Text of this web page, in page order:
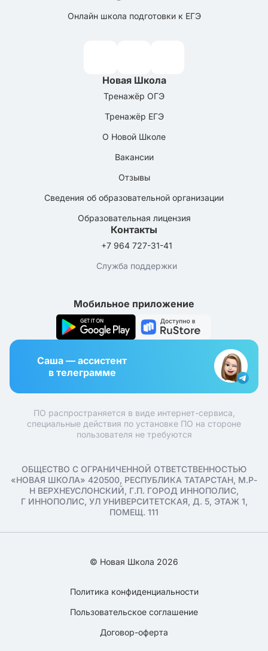
Онлайн школа подготовки к ЕГЭ
Новая Школа
Тренажёр ОГЭ
Тренажёр ЕГЭ
О Новой Школе
Вакансии
Отзывы
Сведения об образовательной организации
Образовательная лицензия
Контакты
+7 964 727-31-41
Служба поддержки
Мобильное приложение
Саша — ассистент
в телеграмме
ПО распространяется в виде интернет-сервиса,
специальные действия по установке ПО на стороне
пользователя не требуются
ОБЩЕСТВО С ОГРАНИЧЕННОЙ ОТВЕТСТВЕННОСТЬЮ
«НОВАЯ ШКОЛА» 420500, РЕСПУБЛИКА ТАТАРСТАН, М.Р-
Н ВЕРХНЕУСЛОНСКИЙ, Г.П. ГОРОД ИННОПОЛИС,
Г ИННОПОЛИС, УЛ УНИВЕРСИТЕТСКАЯ, Д. 5, ЭТАЖ 1,
ПОМЕЩ. 111
© Новая Школа 2026
Политика конфиденциальности
Пользовательское соглашение
Договор-оферта